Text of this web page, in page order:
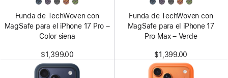
Funda de TechWoven con
MagSafe para el iPhone 17 Pro –
Color siena
$1,399.00
Funda de TechWoven con
MagSafe para el iPhone 17
Pro Max – Verde
$1,399.00